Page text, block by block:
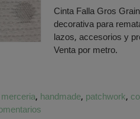
Cinta Falla Gros
decorativa para
lazos, accesorios y
Venta por metro.
merceria handmade patchwork